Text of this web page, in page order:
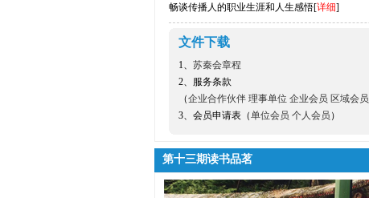
畅谈传播人的职业生涯和人生感悟[详细]
文件下载
1、 苏秦会章程
2、服务条款
（企业合作伙伴 理事单位 企业会员 区域会员
3、会员申请表（单位会员 个人会员 ）
第十三期读书品茗